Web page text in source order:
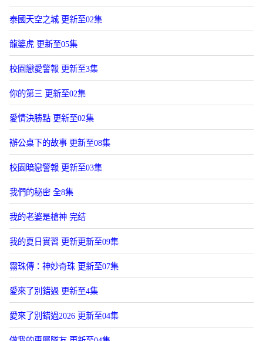
泰國天空之城 更新至02集
龍婆虎 更新至05集
校園戀愛警報 更新至3集
你的第三 更新至02集
愛情決勝點 更新至02集
辦公桌下的故事 更新至08集
校園暗戀警報 更新至03集
我們的秘密 全8集
我的老婆是槍神 完结
我的夏日實習 更新更新至09集
霛珠傳：神妙奇珠 更新至07集
愛來了別錯過 更新至4集
愛來了別錯過2026 更新至04集